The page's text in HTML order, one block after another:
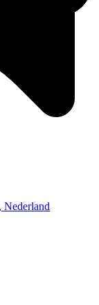
Nederland